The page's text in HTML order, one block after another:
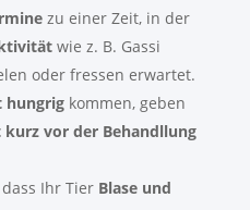
zu einer Zeit, in der
wie z. B. Gassi
oder fressen erwartet.
hungrigkommen, geben
kurz vor der Behandllung
Ihr Tier Blase und